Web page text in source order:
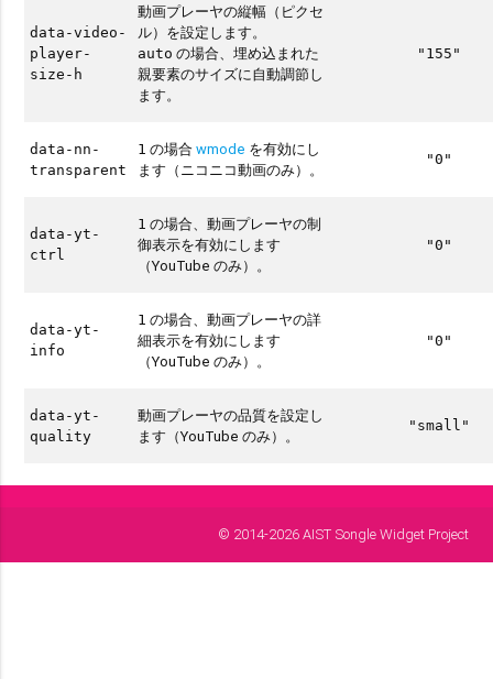
data-video-
player-
size-h
動画プレーヤの縦幅（ピクセ
ル）を設定します。
auto の場合、埋め込まれた
親要素のサイズに自動調節し
ます。
"155"
data-nn-
transparent
1 の場合wmode を有効にし
ます（ニコニコ動画のみ）。
"0"
data-yt-
ctrl
1 の場合、動画プレーヤの制
御表示を有効にします
（YouTube のみ）。
"0"
data-yt-
info
1 の場合、動画プレーヤの詳
細表示を有効にします
（YouTube のみ）。
"0"
data-yt-
quality
動画プレーヤの品質を設定し
ます（YouTube のみ）。
"small"
© 2014-2026 AIST Songle Widget Project